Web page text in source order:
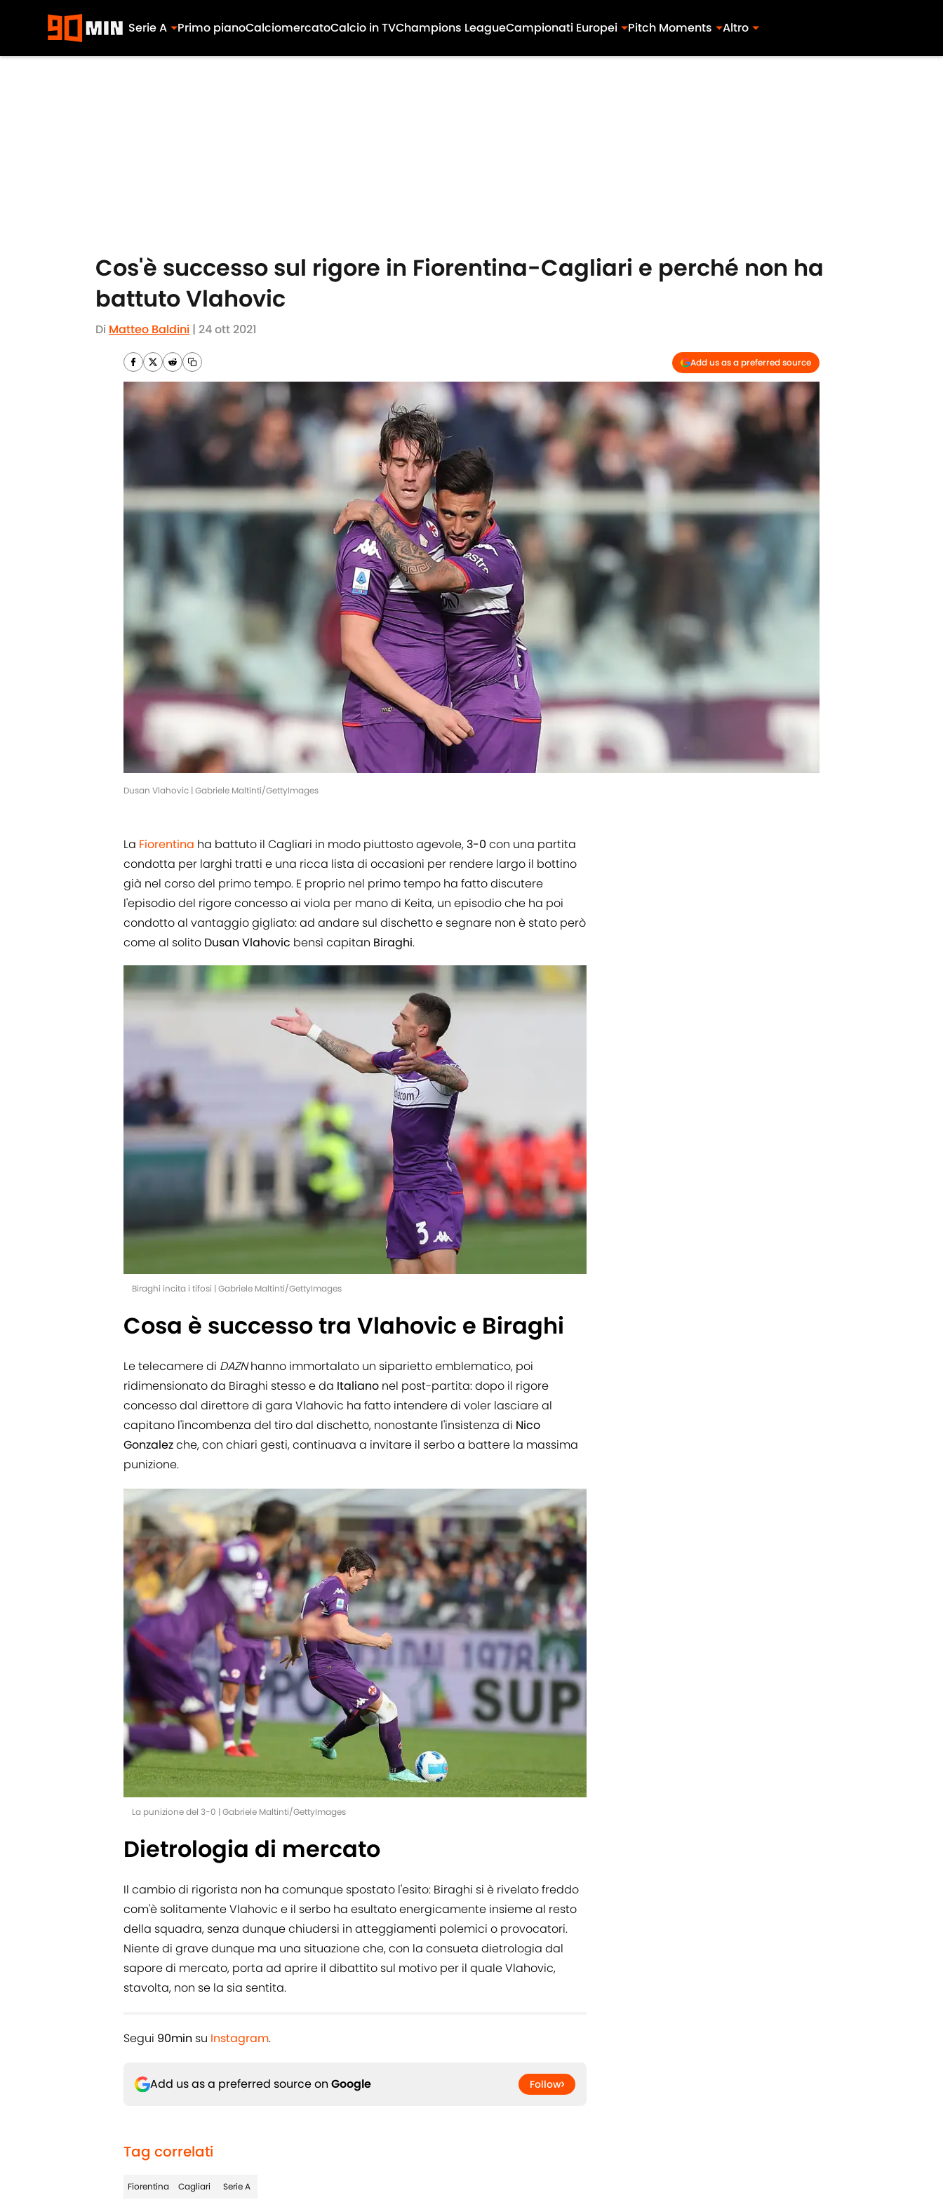
Serie A Primo pianoCalciomercatoCalcio in TVChampions LeagueCampionati Europei Pitch Moments Altro
Cos'è successo sul rigore in Fiorentina-Cagliari e perché non ha
battuto Vlahovic
Di Matteo Baldini | 24 ott 2021
Add us as a preferred source
Dusan Vlahovic | Gabriele Maltinti/GettyImages
La Fiorentina ha battuto il Cagliari in modo piuttosto agevole, 3-0 con una partita
condotta per larghi tratti e una ricca lista di occasioni per rendere largo il bottino
già nel corso del primo tempo. E proprio nel primo tempo ha fatto discutere
l'episodio del rigore concesso ai viola per mano di Keita, un episodio che ha poi
condotto al vantaggio gigliato: ad andare sul dischetto e segnare non è stato però
come al solito Dusan Vlahovic bensì capitan Biraghi.
Biraghi incita i tifosi | Gabriele Maltinti/GettyImages
Cosa è successo tra Vlahovic e Biraghi
Le telecamere di DAZNhanno immortalato un siparietto emblematico, poi
ridimensionato da Biraghi stesso e da Italiano nel post-partita: dopo il rigore
concesso dal direttore di gara Vlahovic ha fatto intendere di voler lasciare al
capitano l'incombenza del tiro dal dischetto, nonostante l'insistenza di Nico
Gonzalezche, con chiari gesti, continuava a invitare il serbo a battere la massima
punizione.
La punizione del 3-0 | Gabriele Maltinti/GettyImages
Dietrologia di mercato
Il cambio di rigorista non ha comunque spostato l'esito: Biraghi si è rivelato freddo
com'è solitamente Vlahovic e il serbo ha esultato energicamente insieme al resto
della squadra, senza dunque chiudersi in atteggiamenti polemici o provocatori.
Niente di grave dunque ma una situazione che, con la consueta dietrologia dal
sapore di mercato, porta ad aprire il dibattito sul motivo per il quale Vlahovic,
stavolta, non se la sia sentita.
Segui 90min su Instagram.
Add us as a preferred source on Google Follow
Tag correlati
Fiorentina Cagliari Serie A